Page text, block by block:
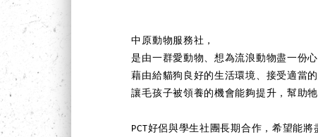
中原動物服務社，
是由一群愛動物、想為流浪動物盡一份
藉由給貓狗良好的生活環境、接受適當的
讓毛孩子被領養的機會能夠提升，幫助
PCT好侶與學生社團長期合作，希望能將